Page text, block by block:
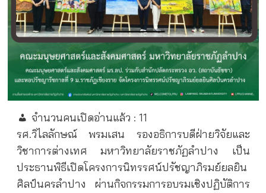
จำนวนคนเปิดอ่านแล้ว : 11
รศ.วิไลลักษณ์ พรมเสน รองอธิการบดีฝ่ายวิจัยและ
วิชาการต่างเทศ มหาวิทยาลัยราชภัฏลำปาง เป็น
ประธานพิธีเปิดโครงการนิทรรศน์ปรัชญาภิรมย์ยลยิน
ศิลป์นครลำปาง ผ่านกิจกรรมการอบรมเชิงปฏิบัติการ